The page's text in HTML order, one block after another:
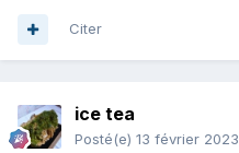
Citer
ice tea
Posté(e) 13 février 2023